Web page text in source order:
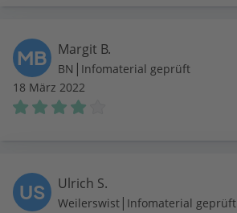
MB Margit B.
BN | Infomaterial geprüft
18 März 2022
US Ulrich S.
Weilerswist | Infomaterial geprüft